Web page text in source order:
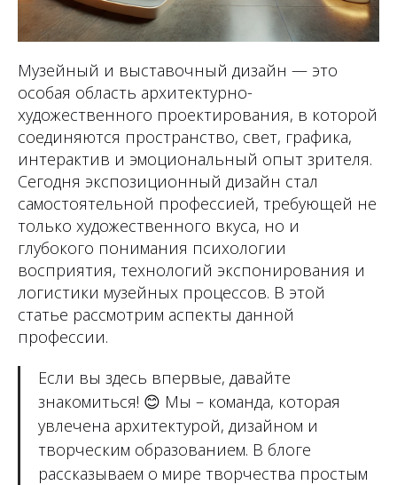
Музейный и выставочный дизайн — это
особая область архитектурно-
художественного проектирования, в которой
соединяются пространство, свет, графика,
интерактив и эмоциональный опыт зрителя.
Сегодня экспозиционный дизайн стал
самостоятельной профессией, требующей не
только художественного вкуса, но и
глубокого понимания психологии
восприятия, технологий экспонирования и
логистики музейных процессов. В этой
статье рассмотрим аспекты данной
профессии.
Если вы здесь впервые, давайте
знакомиться! 😊 Мы – команда, которая
увлечена архитектурой, дизайном и
творческим образованием. В блоге
рассказываем о мире творчества простым